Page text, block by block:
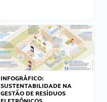
INFOGRÁFICO:
SUSTENTABILIDADE NA
GESTÃO DE RESÍDUOS